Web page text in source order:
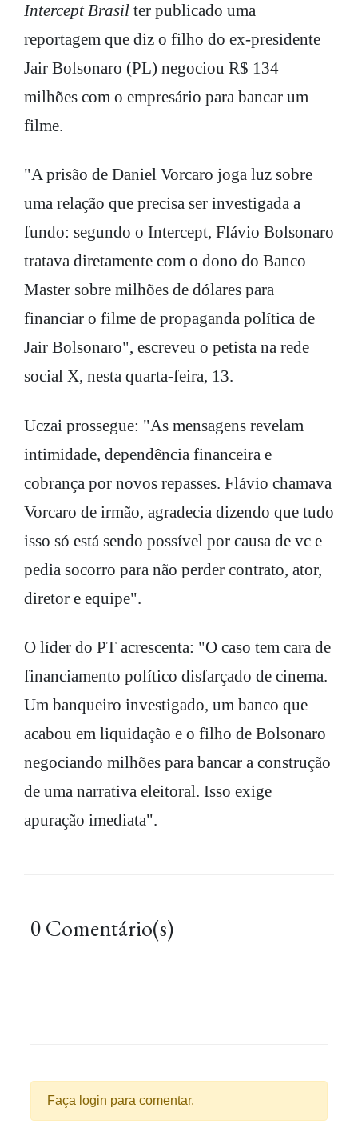
Intercept Brasil ter publicado uma
reportagem que diz o filho do ex-presidente
Jair Bolsonaro (PL) negociou R$ 134
milhões com o empresário para bancar um
filme.
"A prisão de Daniel Vorcaro joga luz sobre
uma relação que precisa ser investigada a
fundo: segundo o Intercept, Flávio Bolsonaro
tratava diretamente com o dono do Banco
Master sobre milhões de dólares para
financiar o filme de propaganda política de
Jair Bolsonaro", escreveu o petista na rede
social X, nesta quarta-feira, 13.
Uczai prossegue: "As mensagens revelam
intimidade, dependência financeira e
cobrança por novos repasses. Flávio chamava
Vorcaro de irmão, agradecia dizendo que tudo
isso só está sendo possível por causa de vc e
pedia socorro para não perder contrato, ator,
diretor e equipe".
O líder do PT acrescenta: "O caso tem cara de
financiamento político disfarçado de cinema.
Um banqueiro investigado, um banco que
acabou em liquidação e o filho de Bolsonaro
negociando milhões para bancar a construção
de uma narrativa eleitoral. Isso exige
apuração imediata".
0 Comentário(s)
Faça login para comentar.